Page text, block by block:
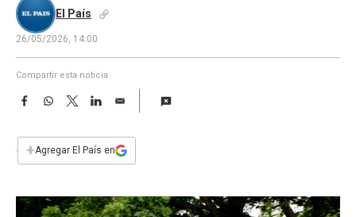
El País
26/05/2026, 14:00
Compartir esta noticia
F
e
b
k
W
s
p
T
w
t
L
n
E
i
l
+Agregar El País en